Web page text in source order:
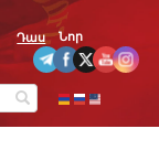
Դաս Նոր